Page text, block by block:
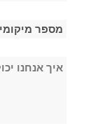
מספר
*
איך